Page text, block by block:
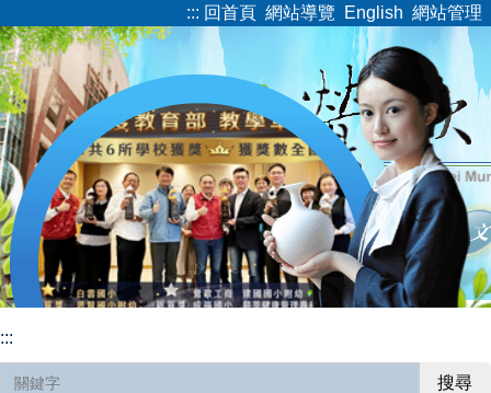
到
主
要
內
容
區
::: 回首頁 網站導覽 English 網站管理
:::
搜尋